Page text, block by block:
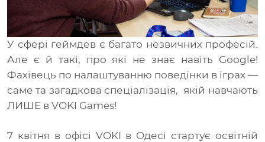
У сфері геймдев є багато незвичних професій.
Але є й такі, про які не знає навіть Google!
Фахівець по налаштуванню поведінки в іграх —
саме та загадкова спеціалізація, якій навчають
ЛИШЕ в VOKI Games!
7 квітня в офісі VOKI в Одесі стартує освітній